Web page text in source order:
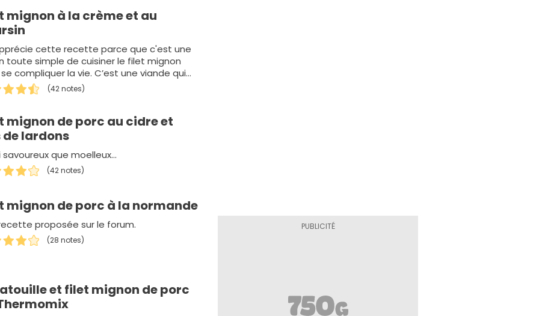
mignon à la crème et au
cette recette parce que c'est une
toute simple de cuisiner le filet mignon
compliquer la vie. C’est une viande qui
(42 notes)
mignon de porc au cidre et
de lardons
savoureux que moelleux...
(42 notes)
mignon de porc à la normande
proposée sur le forum.
(28 notes)
et filet mignon de porc